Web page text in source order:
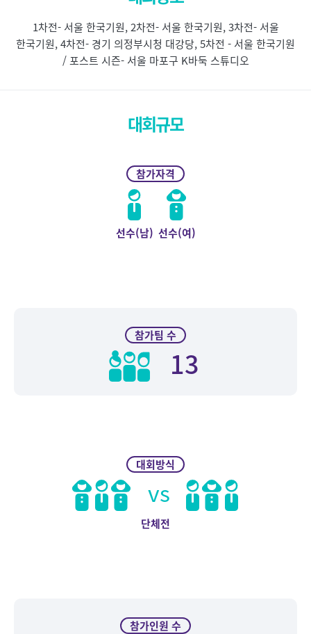
1차전- 서울 한국기원, 2차전- 서울 한국기원, 3차전- 서울
한국기원, 4차전- 경기 의정부시청 대강당, 5차전 - 서울 한국기원
/ 포스트 시즌- 서울 마포구 K바둑 스튜디오
대회규모
참가자격
선수(남) 선수(여)
참가팀 수
13
대회방식
vs
단체전
참가인원 수